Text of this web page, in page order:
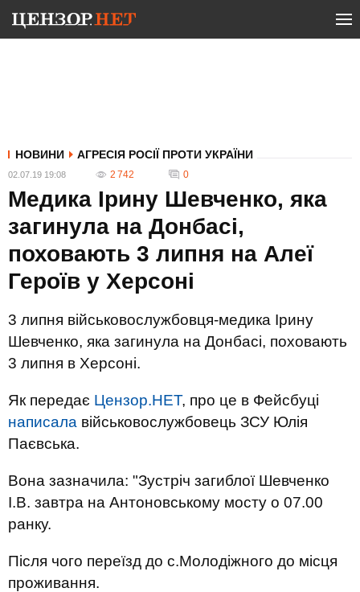
НОВИНИ АГРЕСІЯ РОСІЇ ПРОТИ УКРАЇНИ
02.07.19 19:08 2 742 0
Медика Ірину Шевченко, яка
загинула на Донбасі,
поховають 3 липня на Алеї
Героїв у Херсоні
3 липня військовослужбовця-медика Ірину
Шевченко, яка загинула на Донбасі, поховають
3 липня в Херсоні.
Як передає Цензор.НЕТ, про це в Фейсбуці
написала військовослужбовець ЗСУ Юлія
Паєвська.
Вона зазначила: "Зустріч загиблої Шевченко
І.В. завтра на Антоновському мосту о 07.00
ранку.
Після чого переїзд до с.Молодіжного до місця
проживання.